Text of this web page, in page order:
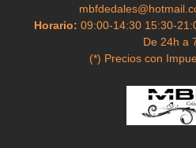
Horario: 09:00-14:30 15:30-
De 24h a
(*) Precios con